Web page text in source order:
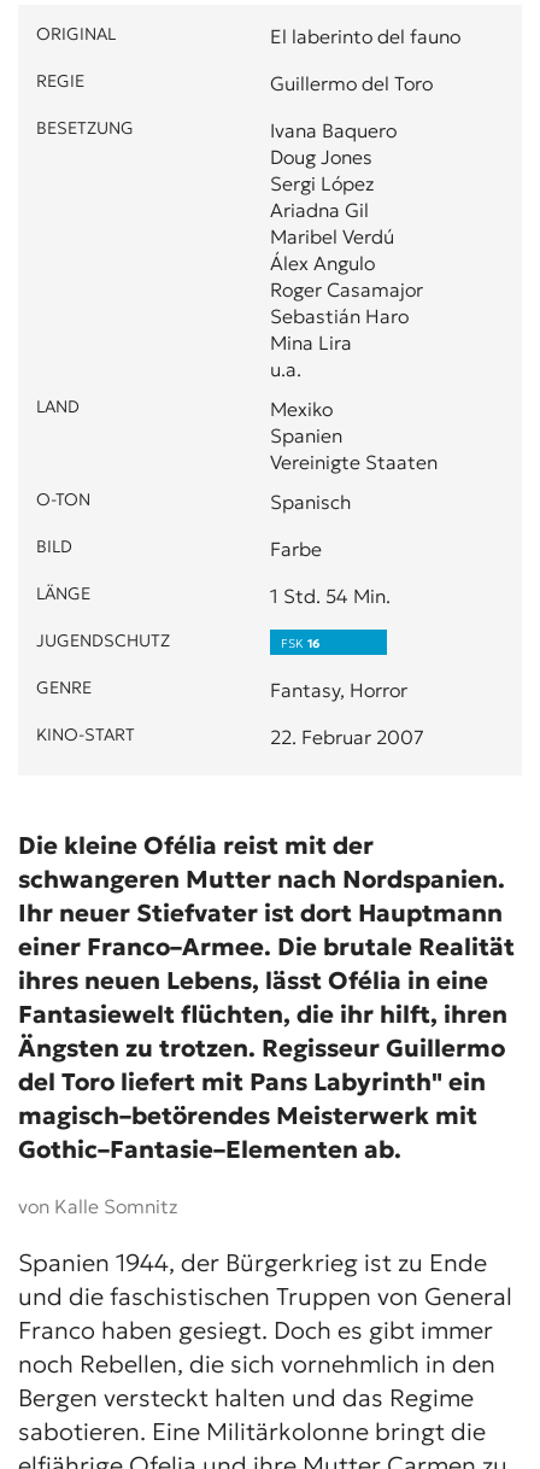
ORIGINAL El laberinto del fauno
REGIE Guillermo del Toro
BESETZUNG
Ivana Baquero
Doug Jones
Sergi López
Ariadna Gil
Maribel Verdú
Álex Angulo
Roger Casamajor
Sebastián Haro
Mina Lira
u.a.
LAND
Mexiko
Spanien
Vereinigte Staaten
O-TON Spanisch
BILD Farbe
LÄNGE 1 Std. 54 Min.
JUGENDSCHUTZ FSK 16
GENRE Fantasy, Horror
KINO-START 22. Februar 2007
Die kleine Ofélia reist mit der
schwangeren Mutter nach Nordspanien.
Ihr neuer Stiefvater ist dort Hauptmann
einer Franco–Armee. Die brutale Realität
ihres neuen Lebens, lässt Ofélia in eine
Fantasiewelt flüchten, die ihr hilft, ihren
Ängsten zu trotzen. Regisseur Guillermo
del Toro liefert mit Pans Labyrinth" ein
magisch–betörendes Meisterwerk mit
Gothic–Fantasie–Elementen ab.
von Kalle Somnitz
Spanien 1944, der Bürgerkrieg ist zu Ende
und die faschistischen Truppen von General
Franco haben gesiegt. Doch es gibt immer
noch Rebellen, die sich vornehmlich in den
Bergen versteckt halten und das Regime
sabotieren. Eine Militärkolonne bringt die